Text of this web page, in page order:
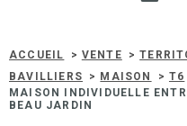
ACCUEIL VENTE
BAVILLIERS
MAISON
T6
MAISON INDIVIDUELLE
BEAU JARDIN